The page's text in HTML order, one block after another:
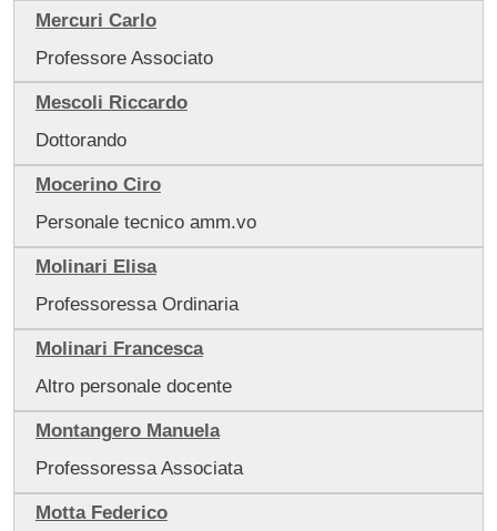
Mercuri Carlo
Professore Associato
Mescoli Riccardo
Dottorando
Mocerino Ciro
Personale tecnico amm.vo
Molinari Elisa
Professoressa Ordinaria
Molinari Francesca
Altro personale docente
Montangero Manuela
Professoressa Associata
Motta Federico